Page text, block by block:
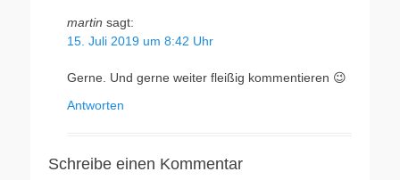
martin sagt:
15. Juli 2019 um 8:42 Uhr
Gerne. Und gerne weiter fleißig kommentieren 😉
Antworten
Schreibe einen Kommentar